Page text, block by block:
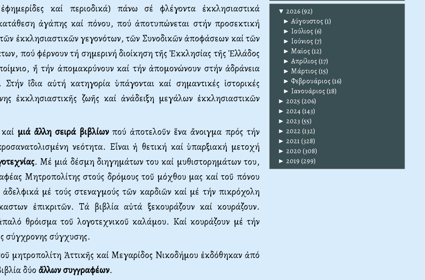
καί περιοδικά) πάνω σέ φλέγοντα ἐκκλησιαστικά
ἀγάπης καί πόνου, πού ἀποτυπώνεται στήν προσεκτική
ἐκκλησιαστικῶν γεγονότων, τῶν Συνοδικῶν ἀποφάσεων καί τῶν
πού φέρνουν τή σημερινή διοίκηση τῆς Ἐκκλησίας τῆς Ἑλλάδος
ἤ τήν ἀπομακρύνουν καί τήν ἀπομονώνουν στήν ἀδράνεια
Στήν ἴδια αὐτή κατηγορία ὑπάγονται καί σημαντικές ἱστορικές
ἐκκλησιαστικῆς ζωῆς καί ἀνάδειξη μεγάλων ἐκκλησιαστικῶν
μιά ἄλλη σειρά βιβλίωνπού ἀποτελοῦν ἕνα ἄνοιγμα πρός τήν
νεότητα. Εἶναι ἡ θετική καί ὑπαρξιακή μετοχή
. Μέ μιά δέσμη διηγημάτων του καί μυθιστορημάτων του,
Μητροπολίτης στούς δρόμους τοῦ μόχθου μας καί τοῦ πόνου
ἀδελφικά μέ τούς στεναγμούς τῶν καρδιῶν καί μέ τήν πικρόχολη
ἐπικριτῶν. Τά βιβλία αὐτά ξεκουράζουν καί κουράζουν.
θρόισμα τοῦ λογοτεχνικοῦ καλάμου. Καί κουράζουν μέ τήν
σύγχρονης σύγχυσης.
μητροπολίτη Ἀττικῆς καί Μεγαρίδος Νικοδήμου ἐκδόθηκαν ἀπό
δύο ἄλλων συγγραφέων.
▼ 2026(92)
► Αύγουστος (1)
► Ιούλιος (6)
► Ιούνιος (7)
► Μαϊος (12)
► Απρίλιος (17)
► Μάρτιος (15)
► Φεβρουάριος (16)
► Ιανουάριος (18)
► 2025 (206)
► 2024(143)
► 2023 (55)
► 2022(132)
► 2021(328)
► 2020 (308)
► 2019 (299)